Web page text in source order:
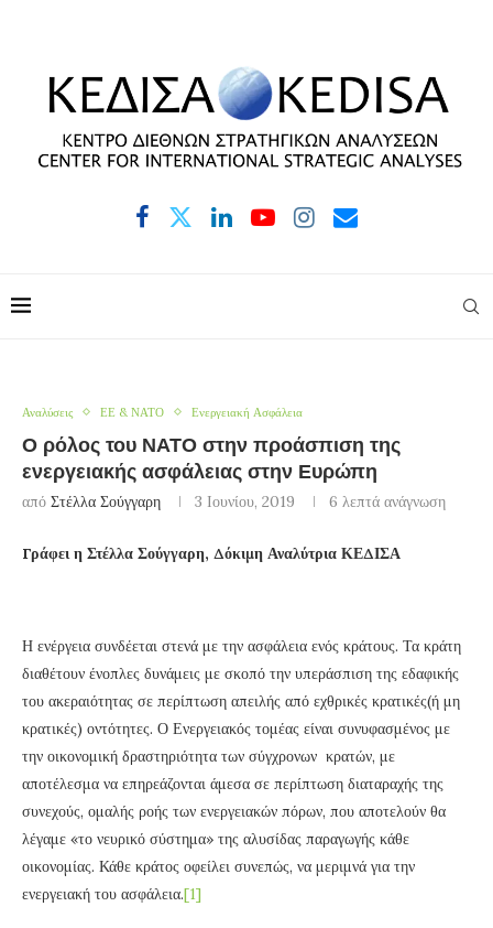
Αναλύσεις ΕΕ & ΝΑΤΟ Ενεργειακή Ασφάλεια
Ο ρόλος του ΝΑΤΟ στην προάσπιση της
ενεργειακής ασφάλειας στην Ευρώπη
από Στέλλα Σούγγαρη 3 Ιουνίου, 2019 6 λεπτά ανάγνωση
Γράφει η Στέλλα Σούγγαρη, Δόκιμη Αναλύτρια ΚΕΔΙΣΑ
Η ενέργεια συνδέεται στενά με την ασφάλεια ενός κράτους. Τα κράτη
διαθέτουν ένοπλες δυνάμεις με σκοπό την υπεράσπιση της εδαφικής
του ακεραιότητας σε περίπτωση απειλής από εχθρικές κρατικές(ή μη
κρατικές) οντότητες. Ο Ενεργειακός τομέας είναι συνυφασμένος με
την οικονομική δραστηριότητα των σύγχρονων κρατών, με
αποτέλεσμα να επηρεάζονται άμεσα σε περίπτωση διαταραχής της
συνεχούς, ομαλής ροής των ενεργειακών πόρων, που αποτελούν θα
λέγαμε «το νευρικό σύστημα» της αλυσίδας παραγωγής κάθε
οικονομίας. Κάθε κράτος οφείλει συνεπώς, να μεριμνά για την
ενεργειακή του ασφάλεια.[1]